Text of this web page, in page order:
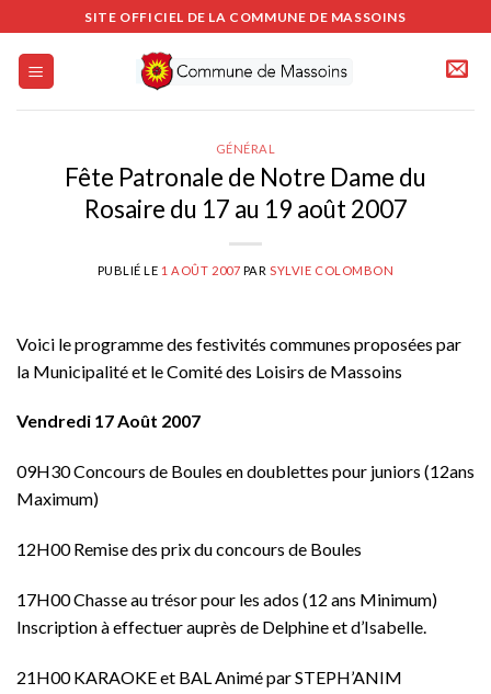
au
contenu
SITE OFFICIEL DE LA COMMUNE DE MASSOINS
GÉNÉRAL
Fête Patronale de Notre Dame du
Rosaire du 17 au 19 août 2007
PUBLIÉ LE 1 AOÛT 2007 PAR SYLVIE COLOMBON
Voici le programme des festivités communes proposées par
la Municipalité et le Comité des Loisirs de Massoins
Vendredi 17 Août 2007
09H30 Concours de Boules en doublettes pour juniors (12ans
Maximum)
12H00 Remise des prix du concours de Boules
17H00 Chasse au trésor pour les ados (12 ans Minimum)
Inscription à effectuer auprès de Delphine et d’Isabelle.
21H00 KARAOKE et BAL Animé par STEPH’ANIM